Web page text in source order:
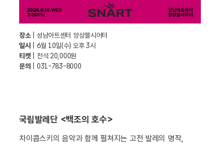
장소
| 성남아트센터 앙상블시어터
일시
| 6월 10일(수) 오후 3시
티켓
| 전석 20,000원
문의
| 031-783-8000
국립발레단 <백조의 호수>
차이콥스키의 음악과 함께 펼쳐지는 고전 발레의 명작,